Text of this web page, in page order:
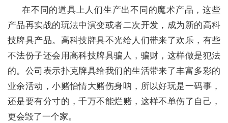
在不同的道具上人们生产出不同的魔术产品，这些
产品再实战的玩法中演变或者二次开发，成为新的高科
技牌具产品。高科技牌具不光给人们带来了欢乐，有些
不法份子还会用高科技牌具骗人，骗财，这样做是犯法
的。公司表示扑克牌具给我们的生活带来了丰富多彩的
业余活动，小赌怡情大赌伤身呐，所以好玩是一码事，
还是要有分寸的，千万不能烂赌，这样不单伤了自己，
更会毁了一个家。